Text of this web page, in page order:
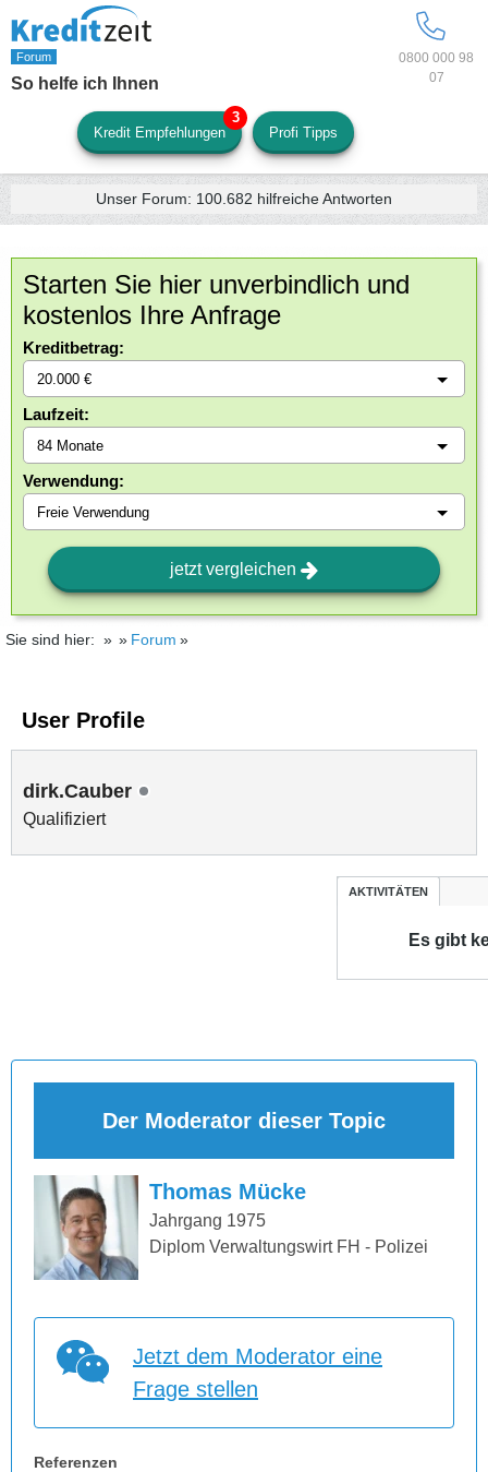
0800 000 98
07
So helfe ich Ihnen
Kredit Empfehlungen Profi Tipps
Unser Forum: 100.682 hilfreiche Antworten
Starten Sie hier unverbindlich und
kostenlos Ihre Anfrage
Kreditbetrag:
Laufzeit:
Verwendung:
jetzt vergleichen
Sie sind hier: Forum
User Profile
dirk.Cauber
Qualifiziert
AKTIVITÄTEN
Es gibt
Der Moderator dieser Topic
Thomas Mücke
Jahrgang 1975
Diplom Verwaltungswirt FH - Polizei
Jetzt dem Moderator eine
Frage stellen
Referenzen